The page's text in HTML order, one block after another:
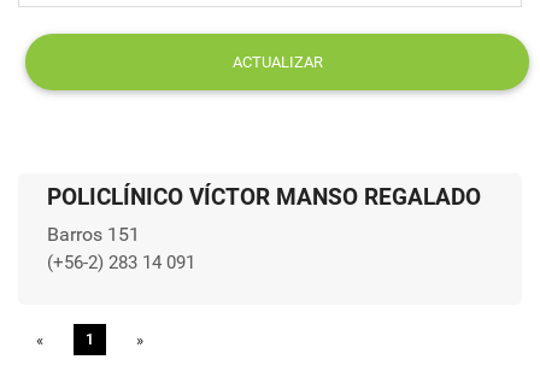
ACTUALIZAR
POLICLÍNICO VÍCTOR MANSO REGALADO
Barros 151
(+56-2) 283 14 091
« Previous
1 »